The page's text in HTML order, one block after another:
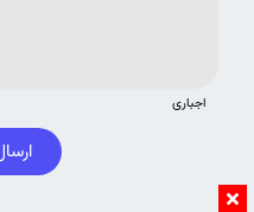
اجباری